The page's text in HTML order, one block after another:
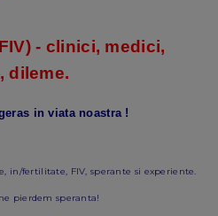
- clinici, medici,
dileme.
in viata noastra !
in/fertilitate, FIV, sperante si experiente.
pierdem speranta!